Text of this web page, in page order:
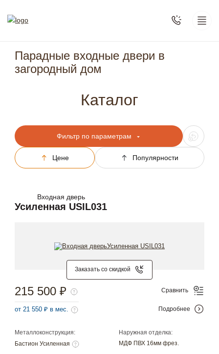
Парадные входные двери в
загородный дом
Каталог
Фильтр по параметрам
Цене Популярности
Входная дверь
Усиленная USIL031
Заказать со скидкой
Металлоконструкция:
Бастион Усиленная
Наружная отделка:
МДФ ПВХ 16мм фрез.
215 500 ₽
от 21 550 ₽ в мес.
Сравнить
Подробнее